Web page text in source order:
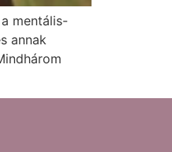
mentális-
annak